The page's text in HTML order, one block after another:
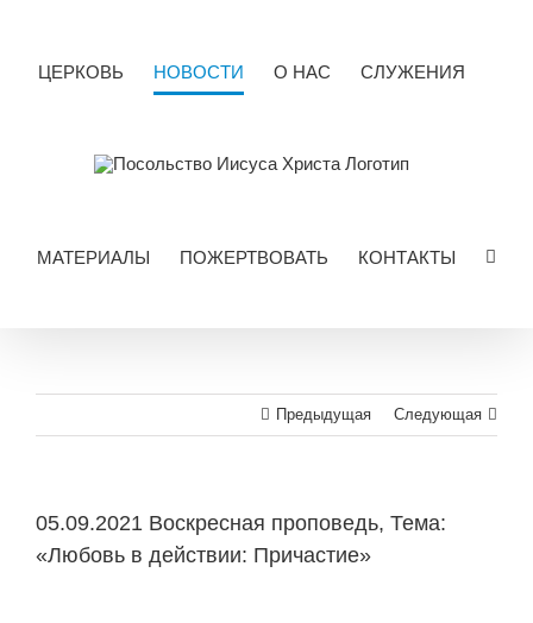
ЦЕРКОВЬ НОВОСТИ О НАС СЛУЖЕНИЯ
МАТЕРИАЛЫ ПОЖЕРТВОВАТЬ КОНТАКТЫ
Предыдущая Следующая
05.09.2021 Воскресная проповедь, Тема:
«Любовь в действии: Причастие»